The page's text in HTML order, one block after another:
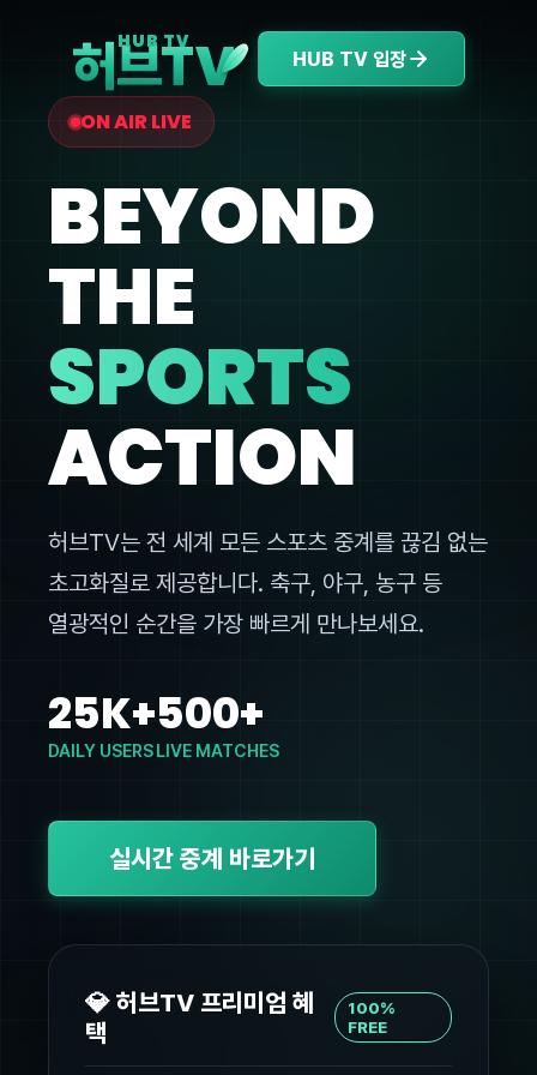
HUB TV
허브TV HUB TV 입장
ON AIR LIVE
BEYOND
THE
SPORTS
ACTION
허브TV는 전 세계 모든 스포츠 중계를 끊김 없는
초고화질로 제공합니다. 축구, 야구, 농구 등
열광적인 순간을 가장 빠르게 만나보세요.
25K+
DAILY USERS
500+
LIVE MATCHES
실시간 중계 바로가기
💎 허브TV 프리미엄 혜
택
100%
FREE